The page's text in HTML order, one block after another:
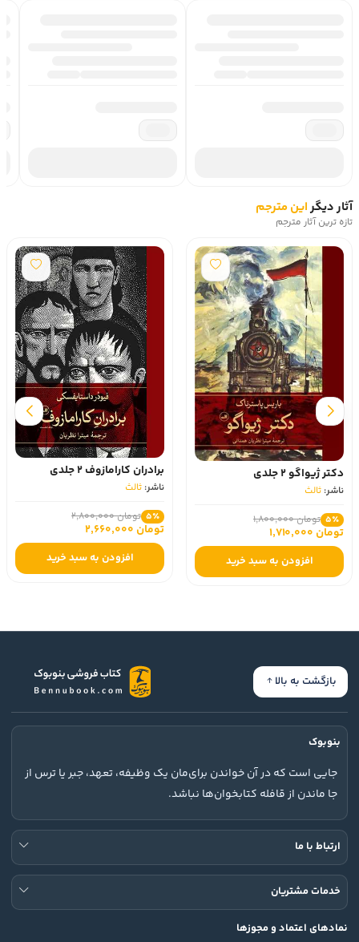
آثار دیگراین مترجم
تازه ترین آثار مترجم
دکتر ژیواگو 2 جلدی
ناشر: ثالث
5٪ تومان 1,800,000
تومان 1,710,000
افزودن به سبد خرید
برادران کارامازوف 2 جلدی
ناشر: ثالث
5٪ تومان 2,800,000
تومان 2,660,000
افزودن به سبد خرید
بازگشت به بالا
بنوبوک
جایی است که در آن خواندن برای‌مان یک وظیفه، تعهد، جبر یا ترس از
جا ماندن از قافله کتابخوان‌ها نباشد.
ارتباط با ما
خدمات مشتریان
نمادهای اعتماد و مجوزها